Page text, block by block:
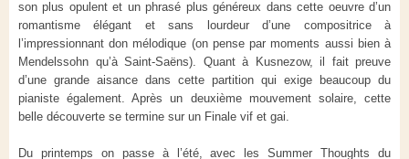
son plus opulent et un phrasé plus généreux dans cette oeuvre d’un
romantisme élégant et sans lourdeur d’une compositrice à
l’impressionnant don mélodique (on pense par moments aussi bien à
Mendelssohn qu’à Saint-Saëns). Quant à Kusnezow, il fait preuve
d’une grande aisance dans cette partition qui exige beaucoup du
pianiste également. Après un deuxième mouvement solaire, cette
belle découverte se termine sur un Finale vif et gai.
Du printemps on passe à l’été, avec les Summer Thoughts du